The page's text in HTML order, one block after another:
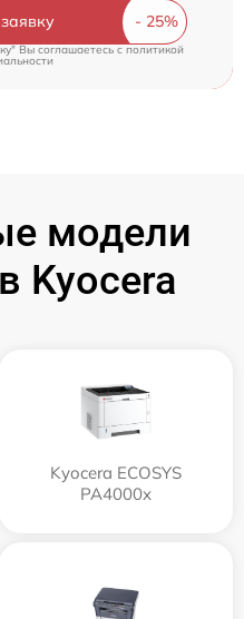
Вы соглашаетесь cполитикой
модели
Kyocera
Kyocera ECOSYS
PA4000x